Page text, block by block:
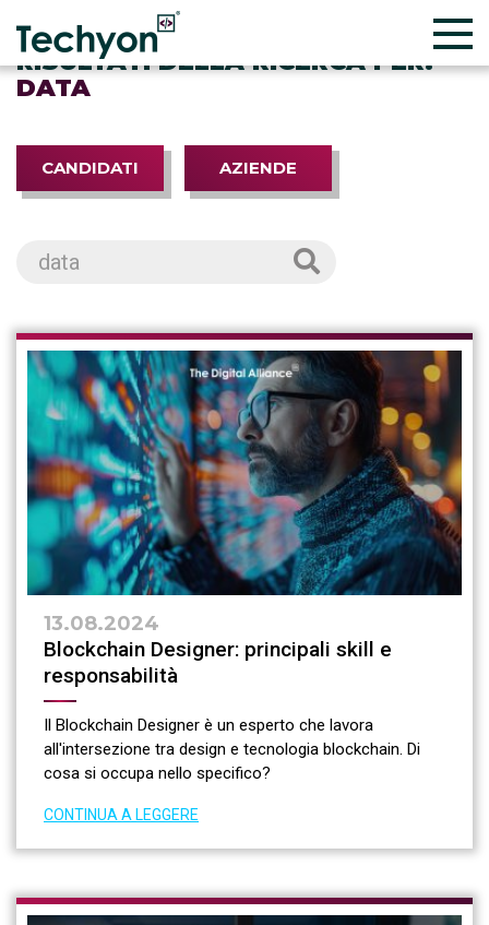
RISULTATI DELLA RICERCA PER:
DATA
CANDIDATI AZIENDE
13.08.2024
Blockchain Designer: principali skill e
responsabilità
Il Blockchain Designer è un esperto che lavora
all'intersezione tra design e tecnologia blockchain. Di
cosa si occupa nello specifico?
CONTINUA A LEGGERE